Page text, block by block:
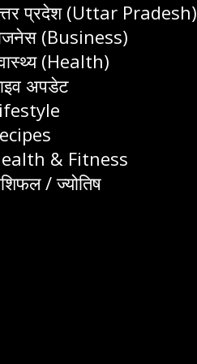
प्रदेश (Uttar Pradesh)
(Business)
(Health)
अपडेट
& Fitness
/ ज्योतिष